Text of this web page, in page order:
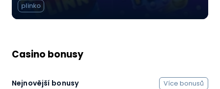
plinko
Casino bonusy
Nejnovější bonusy Více bonusů